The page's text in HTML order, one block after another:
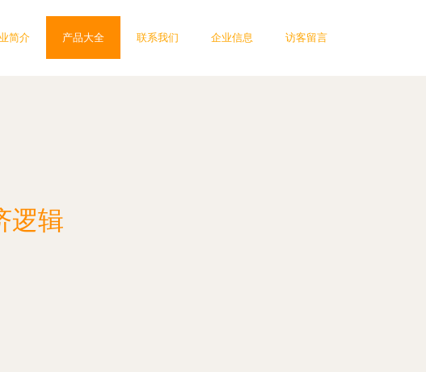
简介 产品大全 联系我们 企业信息 访客留言
逻辑